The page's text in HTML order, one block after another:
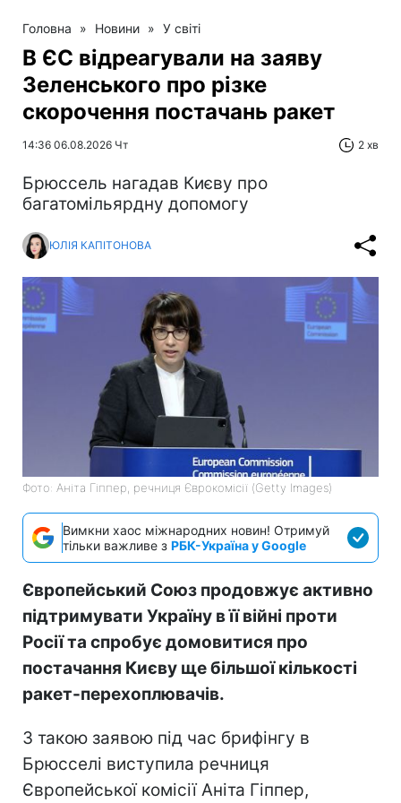
Головна » Новини » У світі
В ЄС відреагували на заяву
Зеленського про різке
скорочення постачань ракет
14:36 06.08.2026 Чт 2 хв
Брюссель нагадав Києву про
багатомільярдну допомогу
ЮЛІЯ КАПІТОНОВА
Фото: Аніта Гіппер, речниця Єврокомісії (Getty Images)
Вимкни хаос міжнародних новин! Отримуй
тільки важливе з РБК-Україна у Google
Європейський Союз продовжує активно
підтримувати Україну в її війні проти
Росії та спробує домовитися про
постачання Києву ще більшої кількості
ракет-перехоплювачів.
З такою заявою під час брифінгу в
Брюсселі виступила речниця
Європейської комісії Аніта Гіппер,